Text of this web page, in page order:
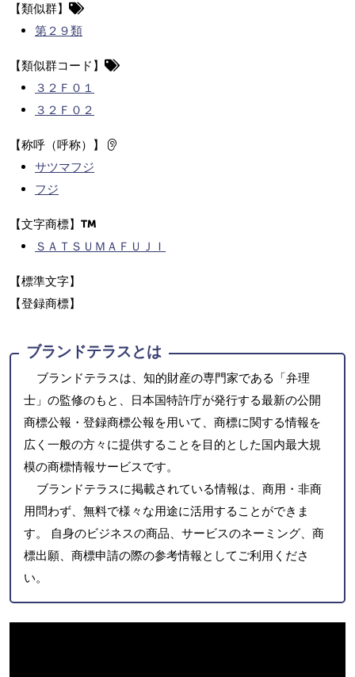
【類似群】
第２９類
【類似群コード】
３２Ｆ０１
３２Ｆ０２
【称呼（呼称）】
サツマフジ
フジ
【文字商標】
ＳＡＴＳＵＭＡＦＵＪＩ
【標準文字】
【登録商標】
ブランドテラスとは
ブランドテラスは、知的財産の専門家である「弁理
士」の監修のもと、日本国特許庁が発行する最新の公開
商標公報・登録商標公報を用いて、商標に関する情報を
広く一般の方々に提供することを目的とした国内最大規
模の商標情報サービスです。
ブランドテラスに掲載されている情報は、商用・非商
用問わず、無料で様々な用途に活用することができま
す。 自身のビジネスの商品、サービスのネーミング、商
標出願、商標申請の際の参考情報としてご利用くださ
い。